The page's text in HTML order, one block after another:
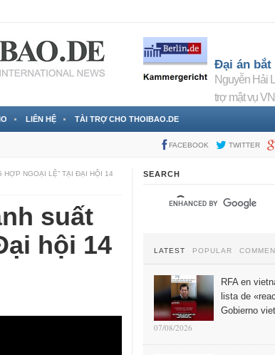
Đại án bắt
Nguyễn Hải
trợ mật vụ
LIÊN HỆ TÀI TRỢ CHO THOIBAO.DE
FACEBOOK TWITTER
HỢP NGOẠI LỆ” TẠI ĐẠI HỘI 14
suất
hội 14
SEARCH
LATEST POPULAR
RFA en
lista de
Gobierno
07/08/2026